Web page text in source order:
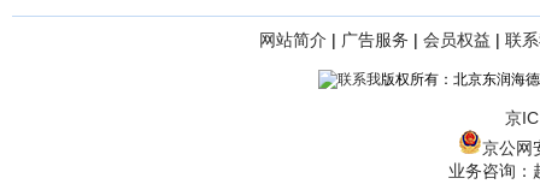
网站简介 | 广告服务 | 会员权益 | 联
版权所有：北京东润海
京
京公网
业务咨询：